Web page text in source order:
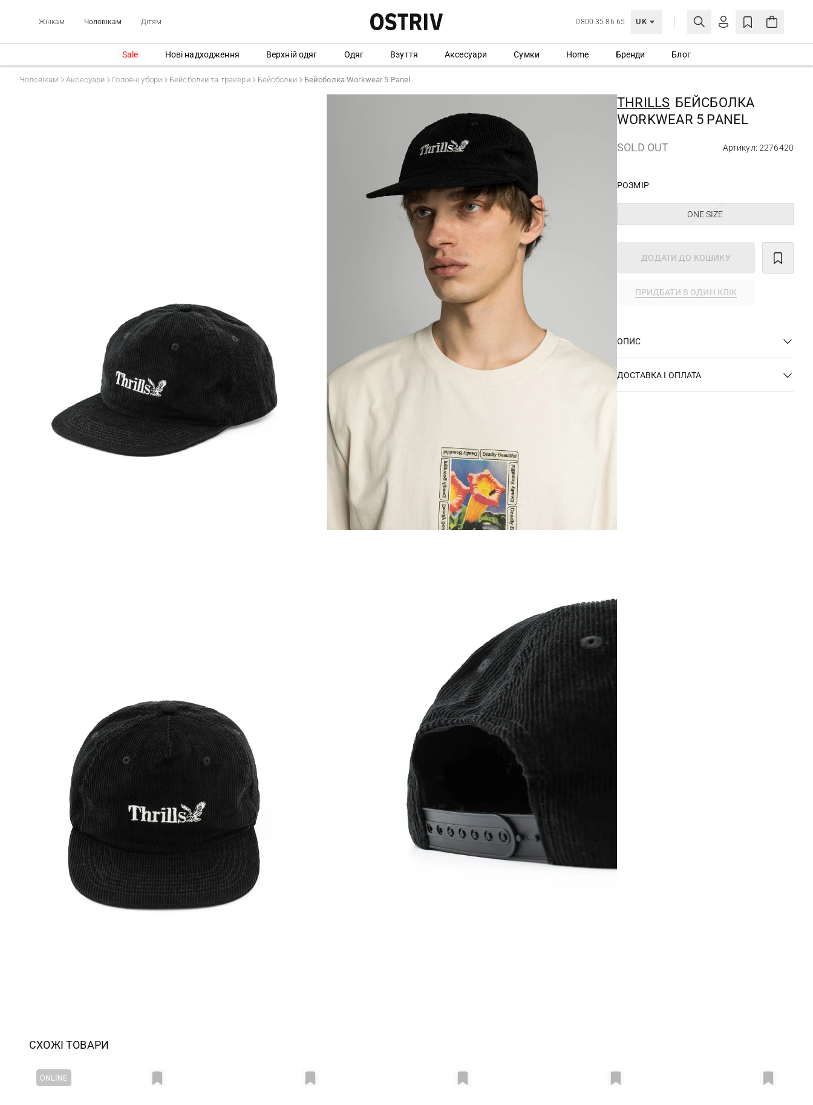
Жінкам Чоловікам Дітям 0800 35 86 65 UK
МОЯ ОБЛІКІВКА
Ще не зареєстровані?
СТВОРИТИ ОБЛІКІВКУ
Sale Нові надходження Верхній одяг Одяг Взуття Аксесуари Сумки Home Бренди Блог
Чоловікам Аксесуари Головні убори Бейсболки та тракери Бейсболки Бейсболка Workwear 5 Panel
THRILLS БЕЙСБОЛКА
WORKWEAR 5 PANEL
SOLD OUT Артикул: 2276420
РОЗМІР
ONE SIZE
ДОДАТИ ДО КОШИКУ
ПРИДБАТИ В ОДИН КЛІК
ОПИС
ДОСТАВКА І ОПЛАТА
СХОЖІ ТОВАРИ